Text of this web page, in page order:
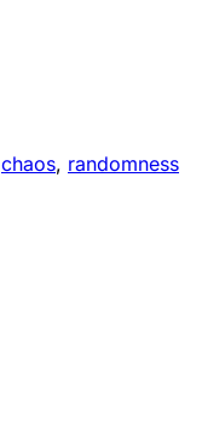
chaos, randomness